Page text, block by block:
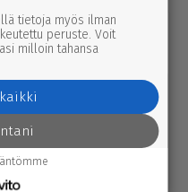
tietoja myös ilman
peruste. Voit
milloin tahansa